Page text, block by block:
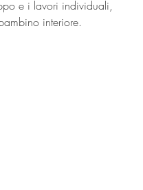
e i lavori individuali,
interiore.